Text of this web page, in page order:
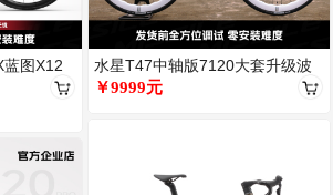
蓝图X12
水星T47中轴版7120大套升级波
浪轮加白色把带
￥9999元